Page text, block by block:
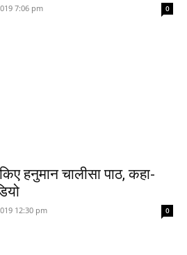
7:06 pm 0
हनुमान चालीसा पाठ, कहा-
12:30 pm 0